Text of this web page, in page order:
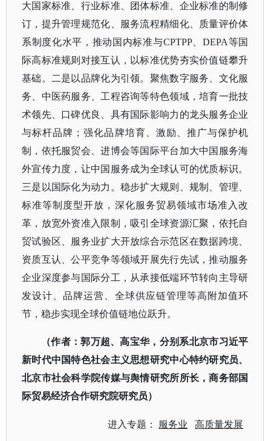
大国家标准、行业标准、团体标准、企业标准的制修
订，提升管理规范化、服务流程精细化、质量评价体
系制度化水平，推动国内标准与CPTPP、DEPA等国
际高标准规则对接互认，以标准优势夯实价值链攀升
基础。二是以品牌化为引领。聚焦数字服务、文化服
务、中医药服务、工程咨询等特色领域，培育一批技
术领先、口碑优良、具有国际影响力的龙头服务企业
与标杆品牌；强化品牌培育、激励、推广与保护机
制，依托服贸会、进博会等国际平台加大中国服务海
外宣传力度，让中国服务成为全球认可的优质标识。
三是以国际化为动力。稳步扩大规则、规制、管理、
标准等制度型开放，深化服务贸易领域市场准入改
革，放宽外资准入限制，吸引全球资源汇聚，依托自
贸试验区、服务业扩大开放综合示范区在数据跨境、
资质互认、公平竞争等领域开展先行先试，推动服务
企业深度参与国际分工，从承接低端环节转向主导研
发设计、品牌运营、全球供应链管理等高附加值环
节，稳步实现全球价值链地位跃升。
（作者：郭万超、高宝华，分别系北京市习近平
新时代中国特色社会主义思想研究中心特约研究员、
北京市社会科学院传媒与舆情研究所所长，商务部国
际贸易经济合作研究院研究员）
进入专题： 服务业 高质量发展